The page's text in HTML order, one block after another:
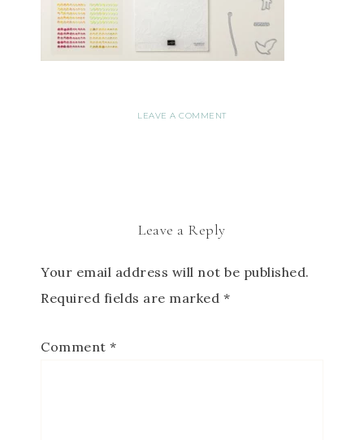
LEAVE A COMMENT
Leave a Reply
Your email address will not be published.
Required fields are marked *
Comment *